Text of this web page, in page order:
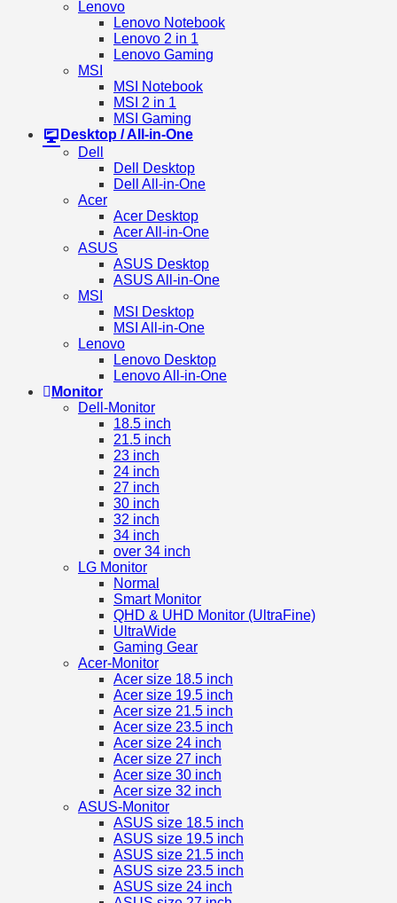
Lenovo
Lenovo Notebook
Lenovo 2 in 1
Lenovo Gaming
MSI
MSI Notebook
MSI 2 in 1
MSI Gaming
Desktop / All-in-One
Dell
Dell Desktop
Dell All-in-One
Acer
Acer Desktop
Acer All-in-One
ASUS
ASUS Desktop
ASUS All-in-One
MSI
MSI Desktop
MSI All-in-One
Lenovo
Lenovo Desktop
Lenovo All-in-One
Monitor
Dell-Monitor
18.5 inch
21.5 inch
23 inch
24 inch
27 inch
30 inch
32 inch
34 inch
over 34 inch
LG Monitor
Normal
Smart Monitor
QHD & UHD Monitor (UltraFine)
UltraWide
Gaming Gear
Acer-Monitor
Acer size 18.5 inch
Acer size 19.5 inch
Acer size 21.5 inch
Acer size 23.5 inch
Acer size 24 inch
Acer size 27 inch
Acer size 30 inch
Acer size 32 inch
ASUS-Monitor
ASUS size 18.5 inch
ASUS size 19.5 inch
ASUS size 21.5 inch
ASUS size 23.5 inch
ASUS size 24 inch